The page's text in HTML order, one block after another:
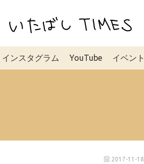
インスタグラム YouTube イベント
2017-11-18